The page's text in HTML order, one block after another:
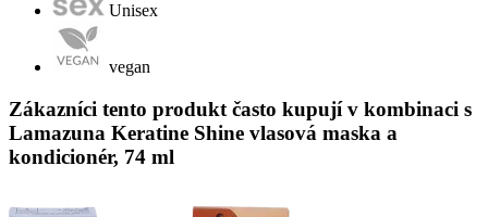
Unisex
vegan
Zákazníci tento produkt často kupují v kombinaci s
Lamazuna Keratine Shine vlasová maska a
kondicionér, 74 ml